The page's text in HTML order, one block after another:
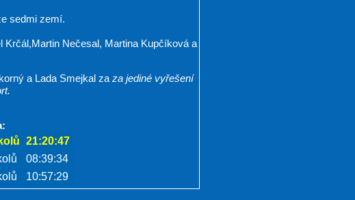
sedmi zemí.
Nečesal, Martina Kupčíková a
a Lada Smejkal za za jediné vyřešení
21:20:47
08:39:34
10:57:29